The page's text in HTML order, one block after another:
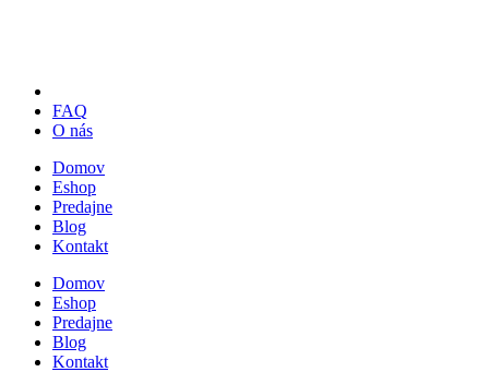
FAQ
O nás
Domov
Eshop
Predajne
Blog
Kontakt
Domov
Eshop
Predajne
Blog
Kontakt